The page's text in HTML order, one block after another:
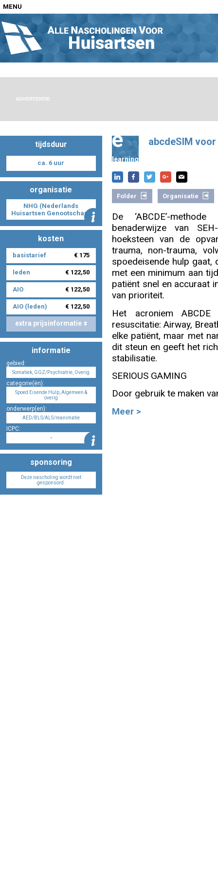
MENU
Home
Nascholingen op locatie (agenda)
Nascholingen online (elearning)
Nascholingen op aanvraag (in-company)
Nascholing aanmelden
Zoek op kaart
Registreren
Inloggen
Info
ADVERTENTIE
tijdsduur
ca. 6 uur
organisatie
NHG (Nederlands
Huisartsen Genootschap)
kosten
basistarief € 175
leden € 122,50
AIO € 122,50
AIO (leden) € 122,50
extra prijsinformatie
informatie
gebied:
Somatiek, GGZ/Psychiatrie, Overig
categorie(ën):
Spoed Eisende Hulp, Algemeen &
overig
onderwerp(en):
AED/BLS/ALS/reanimatie
ICPC:
-
sponsoring
Deze nascholing wordt niet
gesponsord.
e
learning
abcdeSIM
Folder Organisatie
De ‘ABCDE’-
benaderwijze van
hoeksteen van de
trauma, non-trauma,
spoedeisende hulp
met een minimum aan
patiënt snel en accuraat
van prioriteit.
Het acroniem
resuscitatie: Airway,
elke patiënt, maar met
dit steun en geeft het
stabilisatie.
SERIOUS GAMING
Door gebruik te maken
Meer >